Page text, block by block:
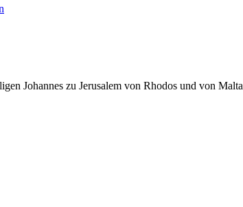
Johannes zu Jerusalem von Rhodos und von Malta